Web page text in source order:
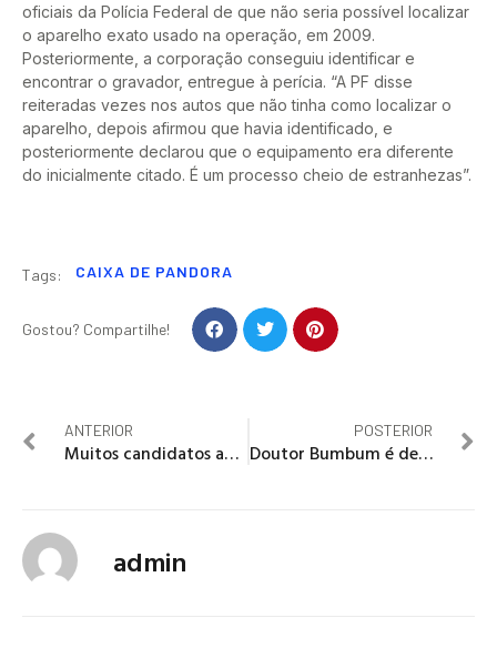
oficiais da Polícia Federal de que não seria possível localizar
o aparelho exato usado na operação, em 2009.
Posteriormente, a corporação conseguiu identificar e
encontrar o gravador, entregue à perícia. “A PF disse
reiteradas vezes nos autos que não tinha como localizar o
aparelho, depois afirmou que havia identificado, e
posteriormente declarou que o equipamento era diferente
do inicialmente citado. É um processo cheio de estranhezas”.
Tags: CAIXA DE PANDORA
Gostou? Compartilhe!
ANTERIOR
Muitos candidatos ao GDF e poucas ideias e propostas
POSTERIOR
Doutor Bumbum é denunciado por homicídio doloso
admin